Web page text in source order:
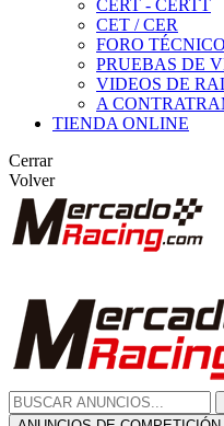
CERT - CERTT
CET / CER
FORO TÉCNICO
PRUEBAS DE
VIDEOS DE
A
TIENDA ONLINE
Cerrar
Volver
ANUNCIOS DE COMPETICIÓN